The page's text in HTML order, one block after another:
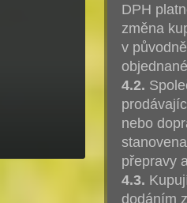
DPH
změna
v
4.2.
nebo
přepravy
4.3.
dodáním